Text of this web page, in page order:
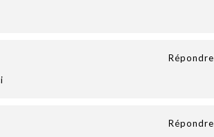
Répondre
Répondre